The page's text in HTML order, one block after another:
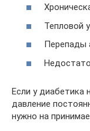
Тепловой
Перепады
Если у диабетика
давление
нужно на